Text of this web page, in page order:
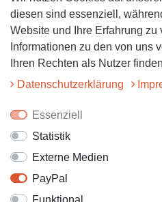
73117
diesen sind essenziell,
Website und Ihre Erfahrung zu
Informationen zu den von uns
Ihren Rechten als Nutzer
Daten­schutz­erklärung
Essenziell
Statistik
Externe Medien
PayPal
Funktional